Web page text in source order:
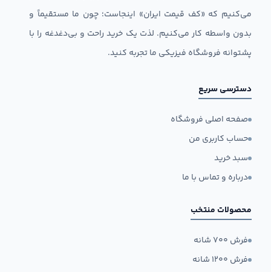
می‌کنیم که «کف قیمت ایران» اینجاست؛ چون ما مستقیماً و
بدون واسطه کار می‌کنیم. لذت یک خرید راحت و بی‌دغدغه را با
پشتوانه فروشگاه فیزیکی ما تجربه کنید.
دسترسی سریع
صفحه اصلی فروشگاه
حساب کاربری من
سبد خرید
درباره و تماس با ما
محصولات منتخب
فرش ۷۰۰ شانه
فرش ۱۲۰۰ شانه